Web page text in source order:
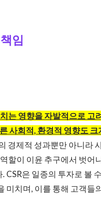
임
는 영향을 자발적으로 고
사회적, 환경적 영향도
경제적 성과뿐만 아니라
할이 이윤 추구에서 벗어
은 일종의 투자로 볼
미치며, 이를 통해 고객들